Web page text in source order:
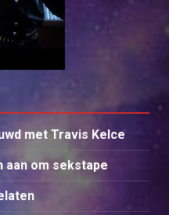
met Travis Kelce
aan om sekstape